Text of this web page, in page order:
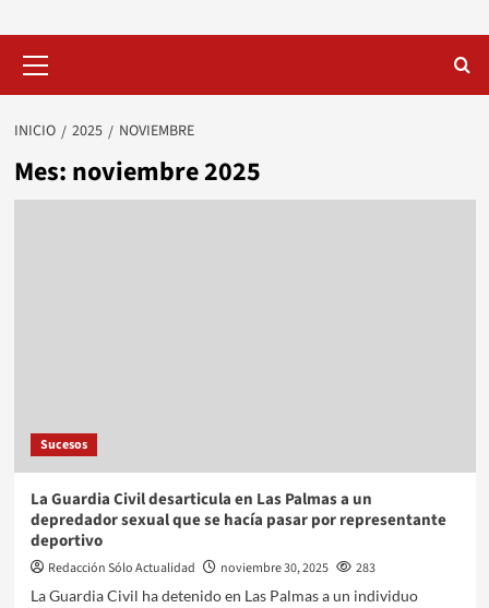
principal
INICIO 2025 NOVIEMBRE
Mes: noviembre 2025
Sucesos
La Guardia Civil desarticula en Las Palmas a un
depredador sexual que se hacía pasar por representante
deportivo
Redacción Sólo Actualidad noviembre 30, 2025
283
La Guardia Civil ha detenido en Las Palmas a un individuo